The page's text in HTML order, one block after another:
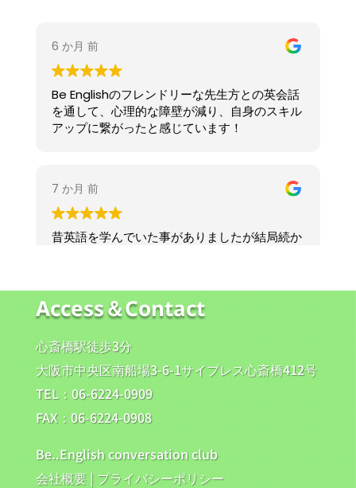
Access＆Contact
心斎橋駅徒歩3分
大阪市中央区南船場3-6-1サイプレス心斎橋412号
TEL：06-6224-0909
FAX：06-6224-0908
Be..English conversation club
会社概要| プライバシーポリシー